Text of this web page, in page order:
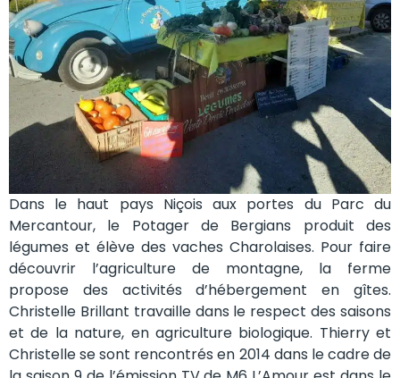
Dans le haut pays Niçois aux portes du Parc du
Mercantour, le Potager de Bergians produit des
légumes et élève des vaches Charolaises. Pour faire
découvrir l’agriculture de montagne, la ferme
propose des activités d’hébergement en gîtes.
Christelle Brillant travaille dans le respect des saisons
et de la nature, en agriculture biologique. Thierry et
Christelle se sont rencontrés en 2014 dans le cadre de